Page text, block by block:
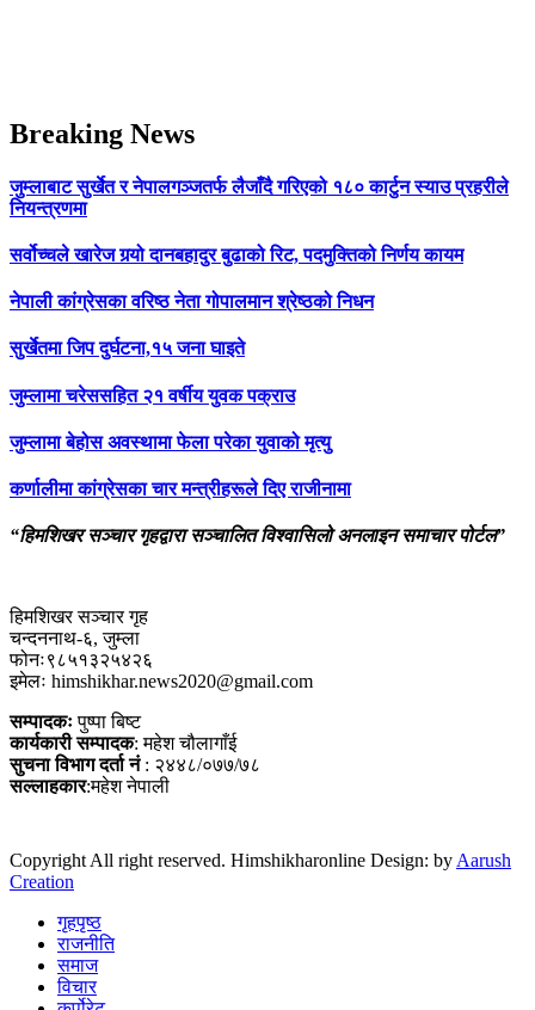
Breaking News
जुम्लाबाट सुर्खेत र नेपालगञ्जतर्फ लैजाँदै गरिएको १८० कार्टुन स्याउ प्रहरीले
नियन्त्रणमा
सर्वोच्चले खारेज गर्‍यो दानबहादुर बुढाको रिट, पदमुक्तिको निर्णय कायम
नेपाली कांग्रेसका वरिष्ठ नेता गोपालमान श्रेष्ठको निधन
सुर्खेतमा जिप दुर्घटना,१५ जना घाइते
जुम्लामा चरेससहित २१ वर्षीय युवक पक्राउ
जुम्लामा बेहोस अवस्थामा फेला परेका युवाको मृत्यु
कर्णालीमा कांग्रेसका चार मन्त्रीहरूले दिए राजीनामा
“हिमशिखर सञ्चार गृहद्वारा सञ्चालित विश्वासिलो अनलाइन समाचार पोर्टल”
हिमशिखर सञ्चार गृह
चन्दननाथ-६, जुम्ला
फोनः९८५१३२५४२६
इमेलः himshikhar.news2020@gmail.com
सम्पादकःपुष्पा बिष्ट
कार्यकारी सम्पादक: महेश चौलागाँई
सुचना विभाग दर्ता नं: २४४८/०७७/७८
सल्लाहकार:महेश नेपाली
Copyright All right reserved. Himshikharonline Design: byAarush
Creation
गृहपृष्ठ
राजनीति
समाज
विचार